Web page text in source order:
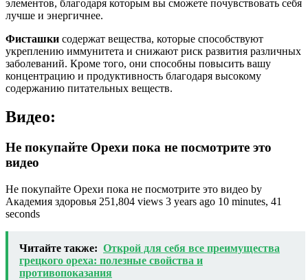
элементов, благодаря которым вы сможете почувствовать себя
лучше и энергичнее.
Фисташки содержат вещества, которые способствуют
укреплению иммунитета и снижают риск развития различных
заболеваний. Кроме того, они способны повысить вашу
концентрацию и продуктивность благодаря высокому
содержанию питательных веществ.
Видео:
Не покупайте Орехи пока не посмотрите это
видео
Не покупайте Орехи пока не посмотрите это видео by
Академия здоровья 251,804 views 3 years ago 10 minutes, 41
seconds
Читайте также: Открой для себя все преимущества
грецкого ореха: полезные свойства и
противопоказания